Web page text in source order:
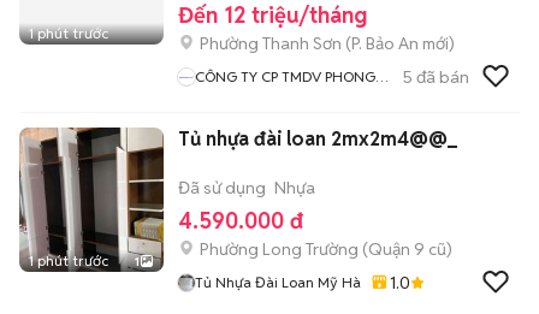
1 phút trước
Đến 12 triệu/tháng
Phường Thanh Sơn (P. Bảo An mới)
CÔNG TY CP TMDV PHONG
5 đã bán
1 phút trước 1
Tủ nhựa đài loan 2mx2m4@@_
Đã sử dụng Nhựa
4.590.000 đ
Phường Long Trường (Quận 9 cũ)
Tủ Nhựa Đài Loan Mỹ Hà 1.0